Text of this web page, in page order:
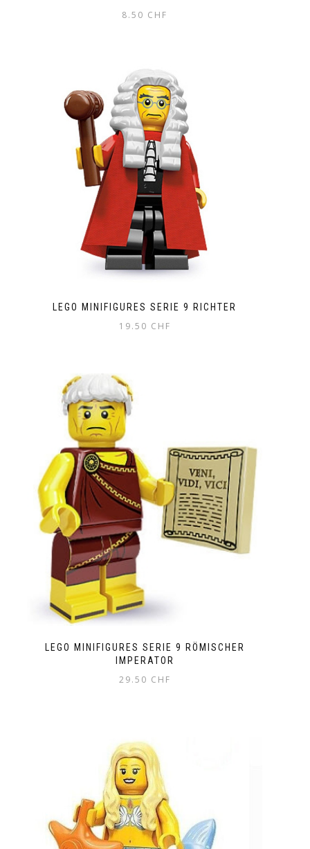
8.50 CHF
LEGO MINIFIGURES SERIE 9 RICHTER
19.50 CHF
LEGO MINIFIGURES SERIE 9 RÖMISCHER
IMPERATOR
29.50 CHF